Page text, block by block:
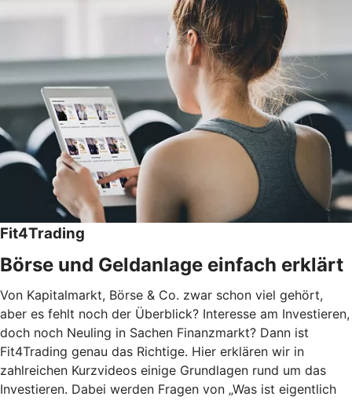
Fit4Trading
Börse und Geldanlage einfach erklärt
Von Kapitalmarkt, Börse & Co. zwar schon viel gehört,
aber es fehlt noch der Überblick? Interesse am Investieren,
doch noch Neuling in Sachen Finanzmarkt? Dann ist
Fit4Trading genau das Richtige. Hier erklären wir in
zahlreichen Kurzvideos einige Grundlagen rund um das
Investieren. Dabei werden Fragen von „Was ist eigentlich